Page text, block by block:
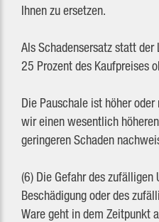
Ihnen zu ersetzen.
Als Schadensersatz statt
25 Prozent des Kaufpreises
Die Pauschale ist höher
wir einen wesentlich
geringeren Schaden
(6) Die Gefahr des zufälligen
Beschädigung oder des
Ware geht in dem Zeitpunkt